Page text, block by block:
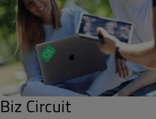
Biz Circuit